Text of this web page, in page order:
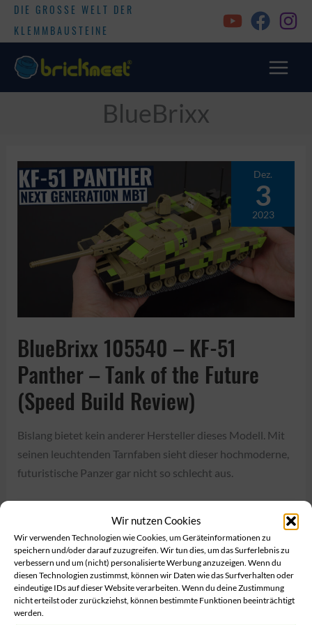
Wir nutzen Cookies
Wir verwenden Technologien wie Cookies, um Geräteinformationen zu
speichern und/oder darauf zuzugreifen. Wir tun dies, um das Surferlebnis zu
verbessern und um (nicht) personalisierte Werbung anzuzeigen. Wenn du
diesen Technologien zustimmst, können wir Daten wie das Surfverhalten oder
eindeutige IDs auf dieser Website verarbeiten. Wenn du deine Zustimmung
nicht erteilst oder zurückziehst, können bestimmte Funktionen beeinträchtigt
werden.
DIE GROSSE WELT DER
KLEMMBAUSTEINE
BlueBrixx
Dez.
3
2023
BlueBrixx 105540 – KF-51
Panther – Tank of the Future
(Speed Build Review)
Bislang bietet kein anderer Hersteller dieses Modell. Mit
seinen leuchtenden Tarnfaben sieht dieser hochmoderne,
futuristische Panzer gar nicht so schlecht aus.
KF-
51
Panther
Feb.
10